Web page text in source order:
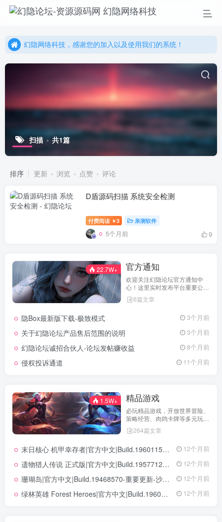
幻隐网络科技，感谢您的加入以及使用我们的系统！
幻隐网络科技，感谢您的加入以及使用我们的系统！
扫描 共1篇
排序 更新 浏览 点赞 评论
D盾源码扫描 系统安全检测
付费阅读 ￥3 亲测软件
5个月前 9
22.7W+ 官方通知
欢迎关注幻隐论坛官方通知中
心！这里实时发布平台重要公
告、活动规则、功能更新、安全
提醒及用户权益说明，确保每位
们坚持公开透明，通过权威通知
坛获得更优质、安全的使用体
验！立即查看，不错过关键信
息！
6篇文章
隐Box最新版下载-极致模式 3个月前
关于幻隐论坛产品售后范围的说明 3个月前
幻隐论坛诚招合伙人-论坛发帖赚收益 8个月前
侵权投诉通道 11个月前
1.5W+ 精品游戏
必玩精品游戏，开放世界冒险、
策略经营、肉鸽卡牌等多元玩
法，满足不同玩家的喜好 。
264篇文章
末日核心 机甲幸存者|官方中文|Build.19601158|解压即撸| 12个月前
遗物猎人传说 正式版|官方中文|Build.19577129+全DLC|解压即撸| 12个月前
珊瑚岛|官方中文|Build.19468570-重要更新-沙盒|解压即撸| 12个月前
绿林英雄 Forest Heroes|官方中文|Build.19609351+全DLC|解压即撸| 12个月前